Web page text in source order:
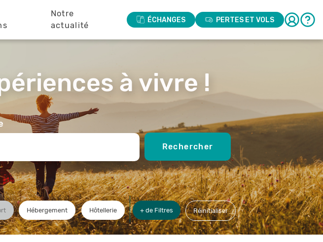
Notre
actualité
ÉCHANGES PERTES ET VOLS
à vivre !
Rechercher
Hébergement Hôtellerie + de Filtres Réinitialiser